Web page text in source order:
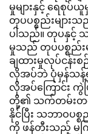
မှုများနှင့် ရေစုပ်
တုပပစ္စည်းများ
ပါသည်။ တုပနှင့် သ
မှုသည် တုပပစ္စည်
ချထားမှုလုပ်ငန်းစ
လိုအပ်ဘဲ ပုံမှန်သန့်ရှင်
လိုအပ်ကြောင်း ကွဲပ
တို့၏ သက်တမ်းတစ်
နိုင်ပြီး သဘာဝပစ္
ကို ဖန်တီးသည့် မက